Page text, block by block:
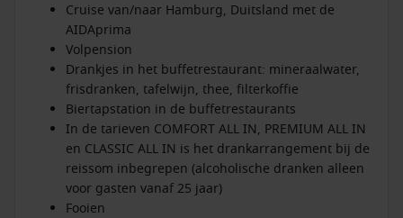
Cruise van/naar Hamburg, Duitsland met de
AIDAprima
Volpension
Drankjes in het buffetrestaurant: mineraalwater,
frisdranken, tafelwijn, thee, filterkoffie
Biertapstation in de buffetrestaurants
In de tarieven COMFORT ALL IN, PREMIUM ALL IN
en CLASSIC ALL IN is het drankarrangement bij de
reissom inbegrepen (alcoholische dranken alleen
voor gasten vanaf 25 jaar)
Fooien